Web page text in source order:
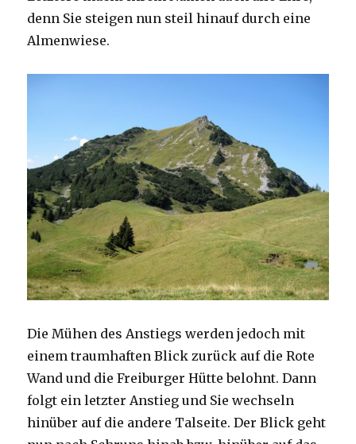
denn Sie steigen nun steil hinauf durch eine
Almenwiese.
Die Mühen des Anstiegs werden jedoch mit
einem traumhaften Blick zurück auf die Rote
Wand und die Freiburger Hütte belohnt. Dann
folgt ein letzter Anstieg und Sie wechseln
hinüber auf die andere Talseite. Der Blick geht